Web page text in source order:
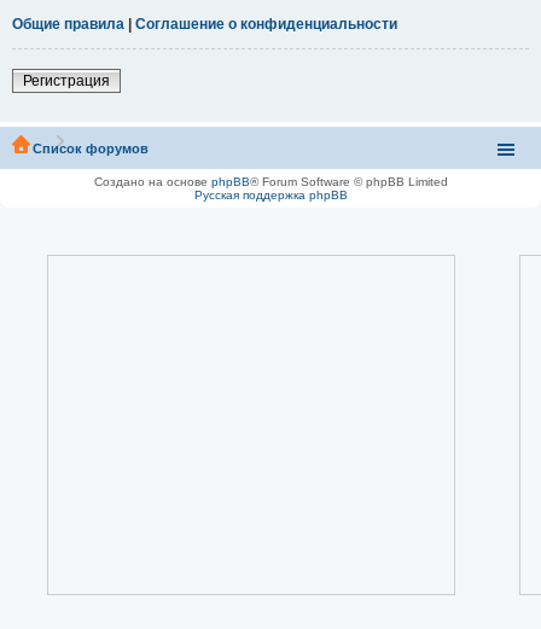
Общие правила
Соглашение о конфиденциальности
Регистрация
Список форумов
Создано на основе phpBB® Forum Software © phpBB Limited
Русская поддержка phpBB